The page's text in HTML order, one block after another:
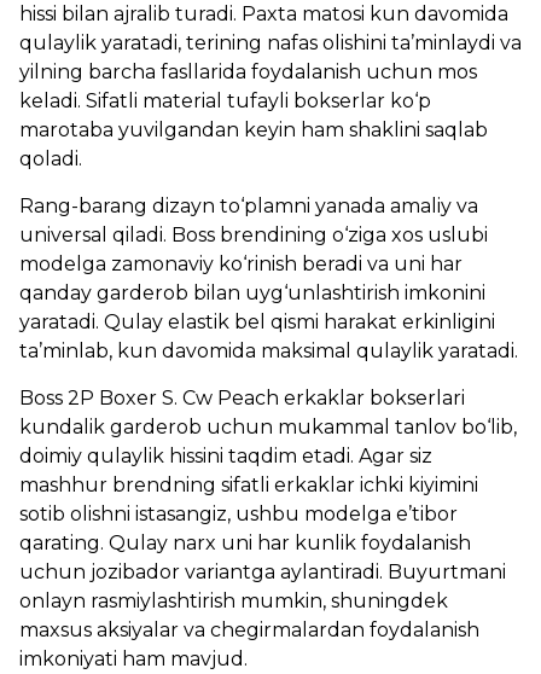
hissi bilan ajralib turadi. Paxta matosi kun davomida
qulaylik yaratadi, terining nafas olishini ta’minlaydi va
yilning barcha fasllarida foydalanish uchun mos
keladi. Sifatli material tufayli bokserlar ko‘p
marotaba yuvilgandan keyin ham shaklini saqlab
qoladi.
Rang-barang dizayn to‘plamni yanada amaliy va
universal qiladi. Boss brendining o‘ziga xos uslubi
modelga zamonaviy ko‘rinish beradi va uni har
qanday garderob bilan uyg‘unlashtirish imkonini
yaratadi. Qulay elastik bel qismi harakat erkinligini
ta’minlab, kun davomida maksimal qulaylik yaratadi.
Boss 2P Boxer S. Cw Peach erkaklar bokserlari
kundalik garderob uchun mukammal tanlov bo‘lib,
doimiy qulaylik hissini taqdim etadi. Agar siz
mashhur brendning sifatli erkaklar ichki kiyimini
sotib olishni istasangiz, ushbu modelga e’tibor
qarating. Qulay narx uni har kunlik foydalanish
uchun jozibador variantga aylantiradi. Buyurtmani
onlayn rasmiylashtirish mumkin, shuningdek
maxsus aksiyalar va chegirmalardan foydalanish
imkoniyati ham mavjud.